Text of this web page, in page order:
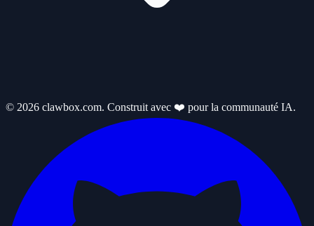
© 2026 clawbox.com. Construit avec ❤️ pour la communauté IA.